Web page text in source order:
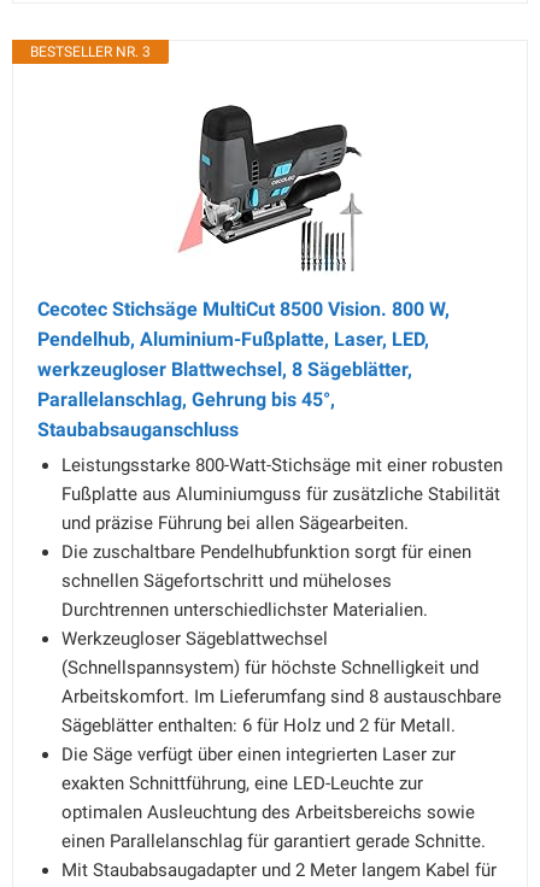
BESTSELLER NR. 3
Cecotec Stichsäge MultiCut 8500 Vision. 800 W,
Pendelhub, Aluminium-Fußplatte, Laser, LED,
werkzeugloser Blattwechsel, 8 Sägeblätter,
Parallelanschlag, Gehrung bis 45°,
Staubabsauganschluss
Leistungsstarke 800-Watt-Stichsäge mit einer robusten
Fußplatte aus Aluminiumguss für zusätzliche Stabilität
und präzise Führung bei allen Sägearbeiten.
Die zuschaltbare Pendelhubfunktion sorgt für einen
schnellen Sägefortschritt und müheloses
Durchtrennen unterschiedlichster Materialien.
Werkzeugloser Sägeblattwechsel
(Schnellspannsystem) für höchste Schnelligkeit und
Arbeitskomfort. Im Lieferumfang sind 8 austauschbare
Sägeblätter enthalten: 6 für Holz und 2 für Metall.
Die Säge verfügt über einen integrierten Laser zur
exakten Schnittführung, eine LED-Leuchte zur
optimalen Ausleuchtung des Arbeitsbereichs sowie
einen Parallelanschlag für garantiert gerade Schnitte.
Mit Staubabsaugadapter und 2 Meter langem Kabel für